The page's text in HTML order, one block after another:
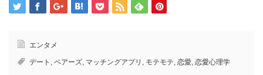
エンタメ
デート , ペアーズ, マッチングアプリ , モテモテ, 恋愛, 恋愛心理学